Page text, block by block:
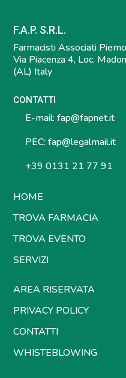
F.A.P. S.R.L.
Farmacisti Associati
Via Piacenza 4, Loc.
(AL) Italy
CONTATTI
E-mail: fap@fapnet.it
PEC: fap@legalmail.it
+39 0131 21 77 91
HOME
TROVA FARMACIA
TROVA EVENTO
SERVIZI
AREA RISERVATA
PRIVACY POLICY
CONTATTI
WHISTEBLOWING